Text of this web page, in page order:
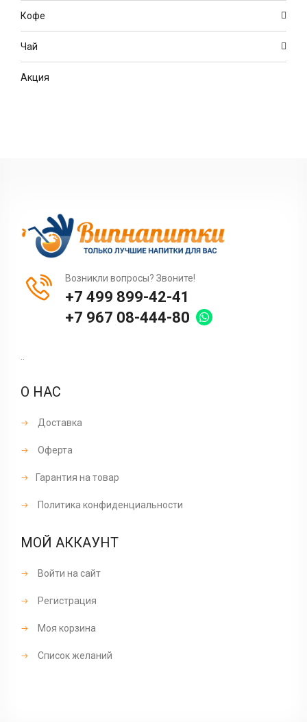
Кофе
Чай
Акция
Возникли вопросы? Звоните!
+7 499 899-42-41
+7 967 08-444-80
..
О НАС
Доставка
Оферта
Гарантия на товар
Политика конфиденциальности
МОЙ АККАУНТ
Войти на сайт
Регистрация
Моя корзина
Список желаний